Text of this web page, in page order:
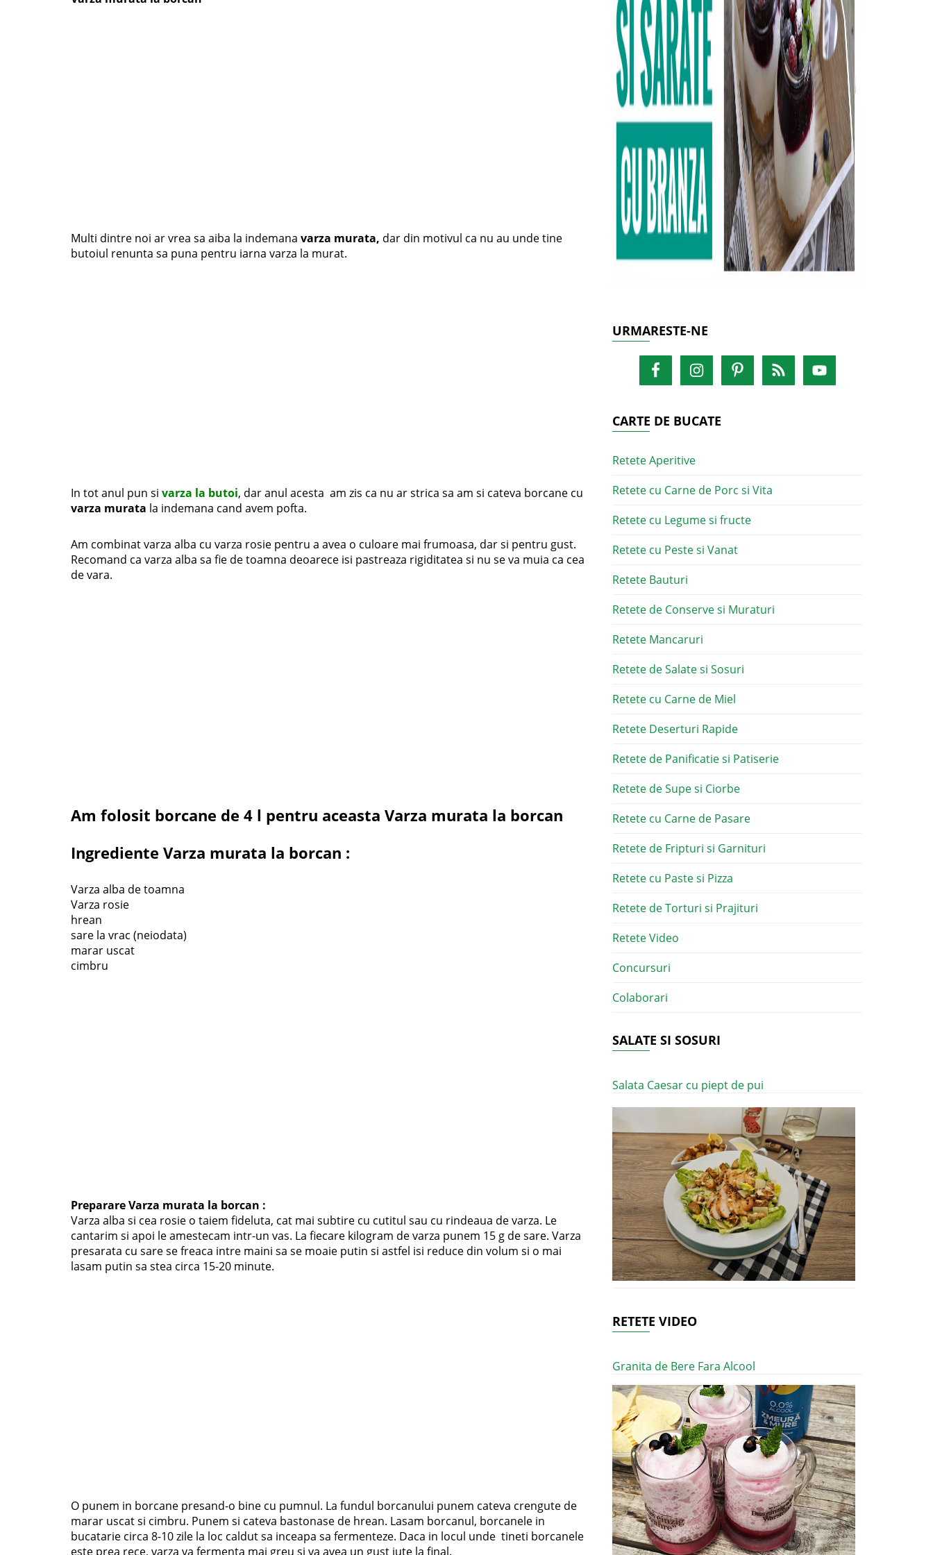
Multi dintre noi ar vrea sa aiba la indemana varza murata, dar din motivul ca nu au unde tine
butoiul renunta sa puna pentru iarna varza la murat.
In tot anul pun si varza la butoi, dar anul acesta am zis ca nu ar strica sa am si cateva borcane cu
varza murata la indemana cand avem pofta.
Am combinat varza alba cu varza rosie pentru a avea o culoare mai frumoasa, dar si pentru gust.
Recomand ca varza alba sa fie de toamna deoarece isi pastreaza rigiditatea si nu se va muia ca cea
de vara.
Am folosit borcane de 4 l pentru aceasta Varza murata la borcan
Ingrediente Varza murata la borcan :
Varza alba de toamna
Varza rosie
hrean
sare la vrac (neiodata)
marar uscat
cimbru
Preparare Varza murata la borcan :
Varza alba si cea rosie o taiem fideluta, cat mai subtire cu cutitul sau cu rindeaua de varza. Le
cantarim si apoi le amestecam intr-un vas. La fiecare kilogram de varza punem 15 g de sare. Varza
presarata cu sare se freaca intre maini sa se moaie putin si astfel isi reduce din volum si o mai
lasam putin sa stea circa 15-20 minute.
O punem in borcane presand-o bine cu pumnul. La fundul borcanului punem cateva crengute de
marar uscat si cimbru. Punem si cateva bastonase de hrean. Lasam borcanul, borcanele in
bucatarie circa 8-10 zile la loc caldut sa inceapa sa fermenteze. Daca in locul unde tineti borcanele
este prea rece, varza va fermenta mai greu si va avea un gust iute la final.
URMARESTE-NE
CARTE DE BUCATE
Retete Aperitive
Retete cu Carne de Porc si Vita
Retete cu Legume si fructe
Retete cu Peste si Vanat
Retete Bauturi
Retete de Conserve si Muraturi
Retete Mancaruri
Retete de Salate si Sosuri
Retete cu Carne de Miel
Retete Deserturi Rapide
Retete de Panificatie si Patiserie
Retete de Supe si Ciorbe
Retete cu Carne de Pasare
Retete de Fripturi si Garnituri
Retete cu Paste si Pizza
Retete de Torturi si Prajituri
Retete Video
Concursuri
Colaborari
SALATE SI SOSURI
Salata Caesar cu piept de pui
RETETE VIDEO
Granita de Bere Fara Alcool